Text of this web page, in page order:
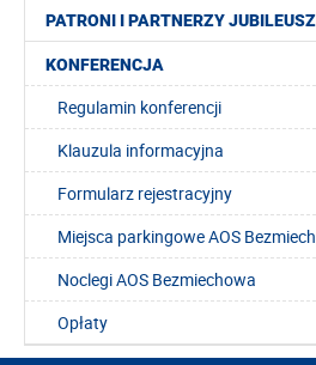
PATRONI I PARTNERZY
KONFERENCJA
Regulamin konferencji
Klauzula informacyjna
Formularz rejestracyjny
Miejsca parkingowe AOS
Noclegi AOS Bezmiechowa
Opłaty